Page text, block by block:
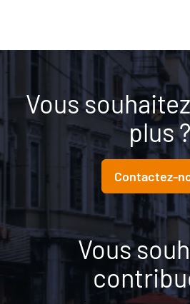
Vous
plus
Contactez-
Vous